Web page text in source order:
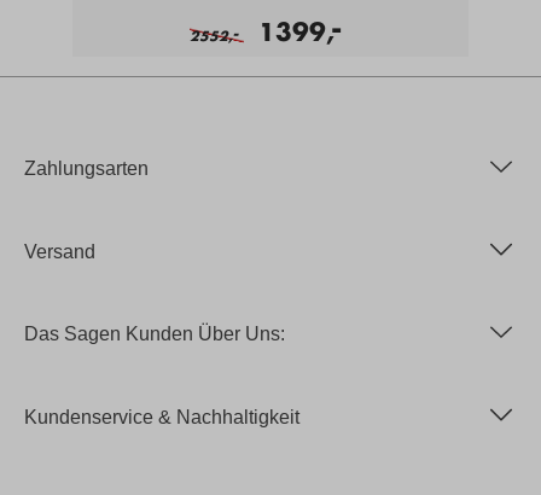
2552,
- 1399,
-
Zahlungsarten
Versand
Das Sagen Kunden Über Uns:
Kundenservice & Nachhaltigkeit